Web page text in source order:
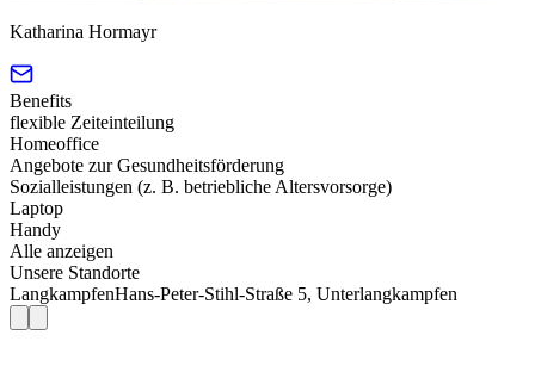
Katharina Hormayr
Benefits
flexible Zeiteinteilung
Homeoffice
Angebote zur Gesundheitsförderung
Sozialleistungen (z. B. betriebliche Altersvorsorge)
Laptop
Handy
Alle anzeigen
Unsere Standorte
LangkampfenHans-Peter-Stihl-Straße 5, Unterlangkampfen